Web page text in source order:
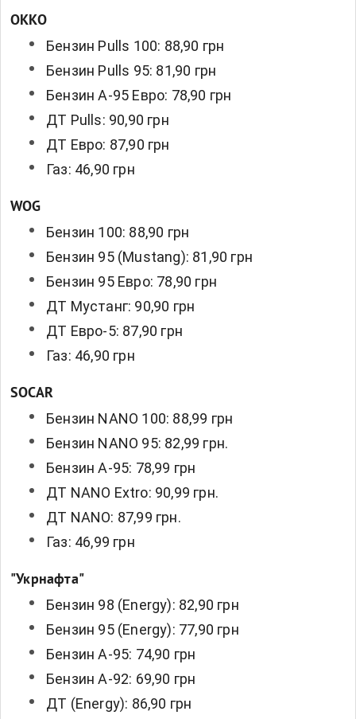
OKKO
Бензин Pulls 100: 88,90 грн
Бензин Pulls 95: 81,90 грн
Бензин А-95 Евро: 78,90 грн
ДТ Pulls: 90,90 грн
ДТ Евро: 87,90 грн
Газ: 46,90 грн
WOG
Бензин 100: 88,90 грн
Бензин 95 (Mustang): 81,90 грн
Бензин 95 Евро: 78,90 грн
ДТ Мустанг: 90,90 грн
ДТ Евро-5: 87,90 грн
Газ: 46,90 грн
SOCAR
Бензин NANO 100: 88,99 грн
Бензин NANO 95: 82,99 грн.
Бензин А-95: 78,99 грн
ДТ NANO Extro: 90,99 грн.
ДТ NANO: 87,99 грн.
Газ: 46,99 грн
"Укрнафта"
Бензин 98 (Energy): 82,90 грн
Бензин 95 (Energy): 77,90 грн
Бензин А-95: 74,90 грн
Бензин А-92: 69,90 грн
ДТ (Energy): 86,90 грн